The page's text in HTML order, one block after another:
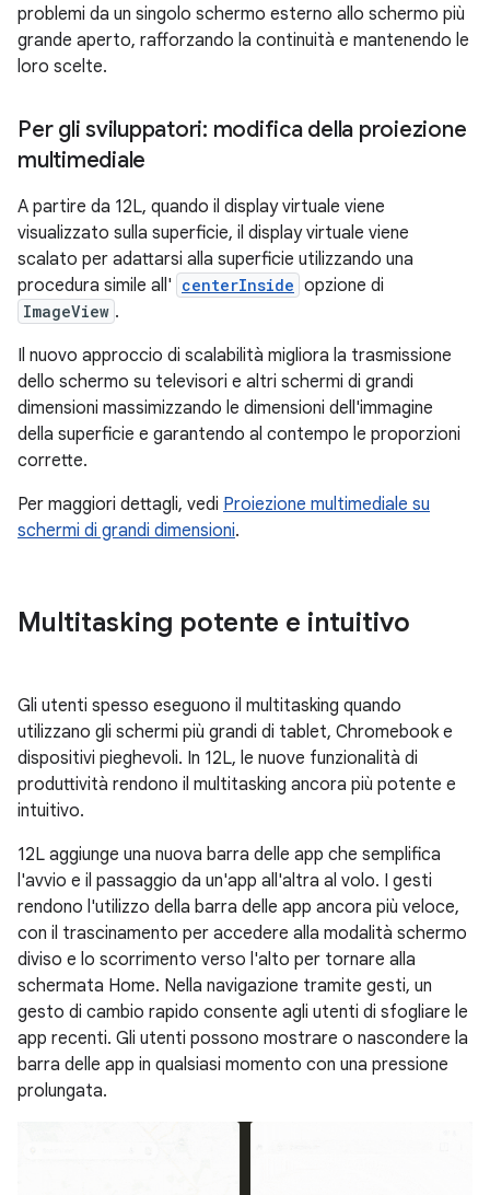
problemi da un singolo schermo esterno allo schermo più
grande aperto, rafforzando la continuità e mantenendo le
loro scelte.
Per gli sviluppatori: modifica della proiezione
multimediale
A partire da 12L, quando il display virtuale viene
visualizzato sulla superficie, il display virtuale viene
scalato per adattarsi alla superficie utilizzando una
procedura simile all' centerInside opzione di
ImageView .
Il nuovo approccio di scalabilità migliora la trasmissione
dello schermo su televisori e altri schermi di grandi
dimensioni massimizzando le dimensioni dell'immagine
della superficie e garantendo al contempo le proporzioni
corrette.
Per maggiori dettagli, vedi Proiezione multimediale su
schermi di grandi dimensioni.
Multitasking potente e intuitivo
Gli utenti spesso eseguono il multitasking quando
utilizzano gli schermi più grandi di tablet, Chromebook e
dispositivi pieghevoli. In 12L, le nuove funzionalità di
produttività rendono il multitasking ancora più potente e
intuitivo.
12L aggiunge una nuova barra delle app che semplifica
l'avvio e il passaggio da un'app all'altra al volo. I gesti
rendono l'utilizzo della barra delle app ancora più veloce,
con il trascinamento per accedere alla modalità schermo
diviso e lo scorrimento verso l'alto per tornare alla
schermata Home. Nella navigazione tramite gesti, un
gesto di cambio rapido consente agli utenti di sfogliare le
app recenti. Gli utenti possono mostrare o nascondere la
barra delle app in qualsiasi momento con una pressione
prolungata.